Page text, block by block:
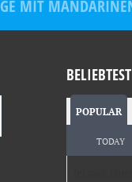
MIT
POPULAR
TODAY